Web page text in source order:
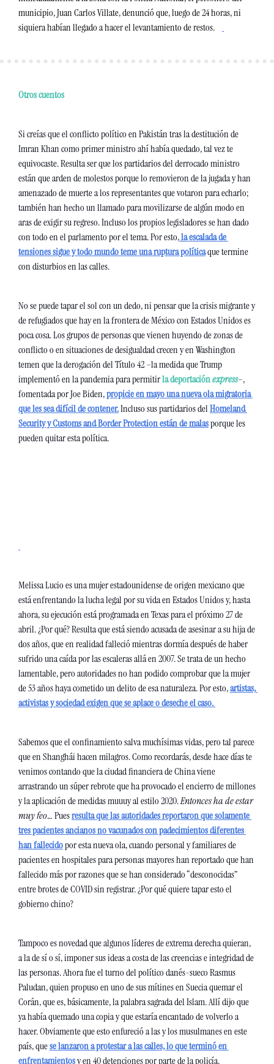
municipio, Juan Carlos Villate, denunció que, luego de 24 horas, ni
siquiera habían llegado a hacer el levantamiento de restos.
Otros cuentos
Si creías que el conflicto político en Pakistán tras la destitución de
Imran Khan como primer ministro ahí había quedado, tal vez te
equivocaste. Resulta ser que los partidarios del derrocado ministro
están que arden de molestos porque lo removieron de la jugada y han
amenazado de muerte a los representantes que votaron para echarlo;
también han hecho un llamado para movilizarse de algún modo en
aras de exigir su regreso. Incluso los propios legisladores se han dado
con todo en el parlamento por el tema. Por esto, la escalada de
tensiones sigue y todo mundo teme una ruptura política que termine
con disturbios en las calles.
No se puede tapar el sol con un dedo, ni pensar que la crisis migrante y
de refugiados que hay en la frontera de México con Estados Unidos es
poca cosa. Los grupos de personas que vienen huyendo de zonas de
conflicto o en situaciones de desigualdad crecen y en Washington
temen que la derogación del Título 42 –la medida que Trump
implementó en la pandemia para permitir la deportación express–,
fomentada por Joe Biden, propicie en mayo una nueva ola migratoria
que les sea difícil de contener. Incluso sus partidarios del Homeland
Security y Customs and Border Protection están de malas porque les
pueden quitar esta política.
Melissa Lucio es una mujer estadounidense de origen mexicano que
está enfrentando la lucha legal por su vida en Estados Unidos y, hasta
ahora, su ejecución está programada en Texas para el próximo 27 de
abril. ¿Por qué? Resulta que está siendo acusada de asesinar a su hija de
dos años, que en realidad falleció mientras dormía después de haber
sufrido una caída por las escaleras allá en 2007. Se trata de un hecho
lamentable, pero autoridades no han podido comprobar que la mujer
de 53 años haya cometido un delito de esa naturaleza. Por esto, artistas,
activistas y sociedad exigen que se aplace o deseche el caso.
Sabemos que el confinamiento salva muchísimas vidas, pero tal parece
que en Shanghái hacen milagros. Como recordarás, desde hace días te
venimos contando que la ciudad financiera de China viene
arrastrando un súper rebrote que ha provocado el encierro de millones
y la aplicación de medidas muuuy al estilo 2020. Entonces ha de estar
muy feo… Pues resulta que las autoridades reportaron que solamente
tres pacientes ancianos no vacunados con padecimientos diferentes
han fallecido por esta nueva ola, cuando personal y familiares de
pacientes en hospitales para personas mayores han reportado que han
fallecido más por razones que se han considerado “desconocidas”
entre brotes de COVID sin registrar. ¿Por qué quiere tapar esto el
gobierno chino?
Tampoco es novedad que algunos líderes de extrema derecha quieran,
a la de sí o sí, imponer sus ideas a costa de las creencias e integridad de
las personas. Ahora fue el turno del político danés-sueco Rasmus
Paludan, quien propuso en uno de sus mítines en Suecia quemar el
Corán, que es, básicamente, la palabra sagrada del Islam. Allí dijo que
ya había quemado una copia y que estaría encantado de volverlo a
hacer. Obviamente que esto enfureció a las y los musulmanes en este
país, que se lanzaron a protestar a las calles, lo que terminó en
enfrentamientos y en 40 detenciones por parte de la policía.